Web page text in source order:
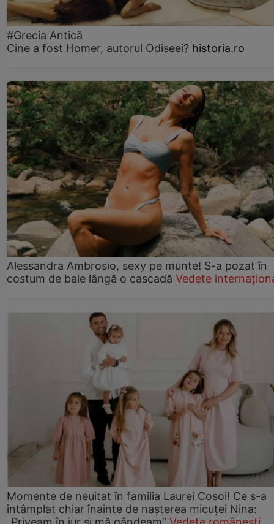
#Grecia Antică
Cine a fost Homer, autorul Odiseei? historia.ro
Alessandra Ambrosio, sexy pe munte! S-a pozat în
costum de baie lângă o cascadă Vedete
Momente de neuitat în familia Laurei Cosoi! Ce s-a
întâmplat chiar înainte de nașterea micuței Nina: